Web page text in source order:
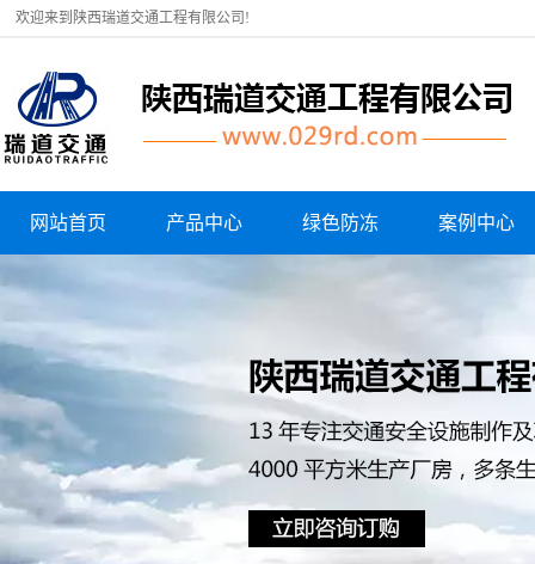
欢迎来到陕西瑞道交通工程有限公司!
网站首页 产品中心 绿色防冻 案例中心